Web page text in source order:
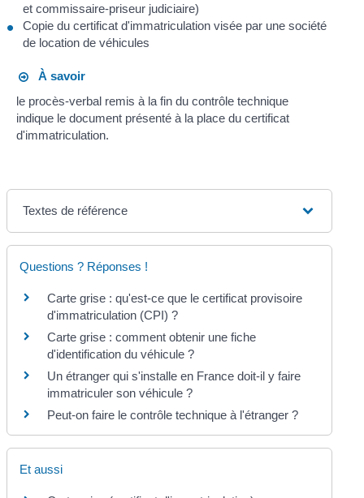
et commissaire-priseur judiciaire)
Copie du certificat d'immatriculation visée par une société
de location de véhicules
À savoir
le procès-verbal remis à la fin du contrôle technique
indique le document présenté à la place du certificat
d'immatriculation.
Textes de référence
Questions ? Réponses !
Carte grise : qu'est-ce que le certificat provisoire
d'immatriculation (CPI) ?
Carte grise : comment obtenir une fiche
d'identification du véhicule ?
Un étranger qui s'installe en France doit-il y faire
immatriculer son véhicule ?
Peut-on faire le contrôle technique à l'étranger ?
Et aussi